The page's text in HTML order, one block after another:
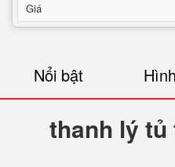
Giá
Nổi bật
thanh lý